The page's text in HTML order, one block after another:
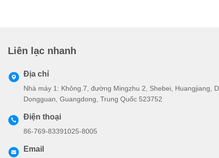
Liên lạc nhanh
Địa chỉ
Nhà máy 1: Không.7, đường Mingzhu 2, Shebei, Huangjiang,
Dongguan, Guangdong, Trung Quốc 523752
Điện thoại
86-769-83391025-8005
Email